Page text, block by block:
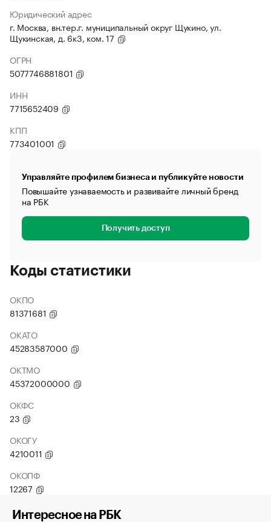
Юридический адрес
г. Москва, вн.тер.г. муниципальный округ Щукино, ул.
Щукинская, д. 6к3, ком. 17
ОГРН
5077746881801
ИНН
7715652409
КПП
773401001
Управляйте профилем бизнеса и публикуйте новости
Повышайте узнаваемость и развивайте личный бренд
на РБК
Получить доступ
Коды статистики
ОКПО
81371681
ОКАТО
45283587000
ОКТМО
45372000000
ОКФС
23
ОКОГУ
4210011
ОКОПФ
12267
Интересное на РБК